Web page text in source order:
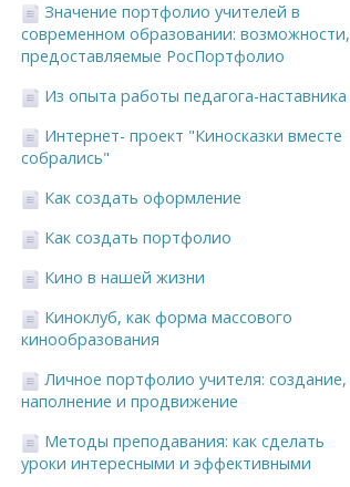
Значение портфолио учителей в
современном образовании: возможности,
предоставляемые РосПортфолио
Из опыта работы педагога-наставника
Интернет- проект "Киносказки вместе
собрались"
Как создать оформление
Как создать портфолио
Кино в нашей жизни
Киноклуб, как форма массового
кинообразования
Личное портфолио учителя: создание,
наполнение и продвижение
Методы преподавания: как сделать
уроки интересными и эффективными